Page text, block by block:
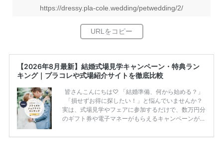
https://dressy.pla-cole.wedding/petwedding/2/
【2026年8月最新】結婚式場見学キャンペーン・特典ラン
キング｜プラコレや式場紹介サイトを徹底比較
皆さんこんにちは♡ 「結婚準備、何から始める？」
「損せずお得に探したい！」と悩んでいませんか？
実は、式場見学やフェアに参加するだけで、数万円分
のギフト券や電子マネーがもらえるキャンペーンがあ
ため、比較せずに選ぶと損をしてしまうことも……。